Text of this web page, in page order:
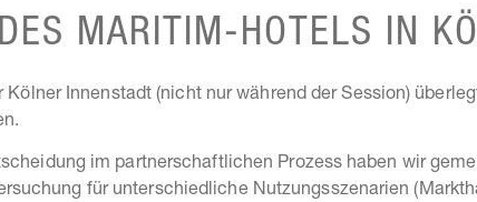
MARITIM-HOTELS IN
Innenstadt (nicht nur während der Session)
im partnerschaftlichen Prozess haben wir
für unterschiedliche Nutzungsszenarien